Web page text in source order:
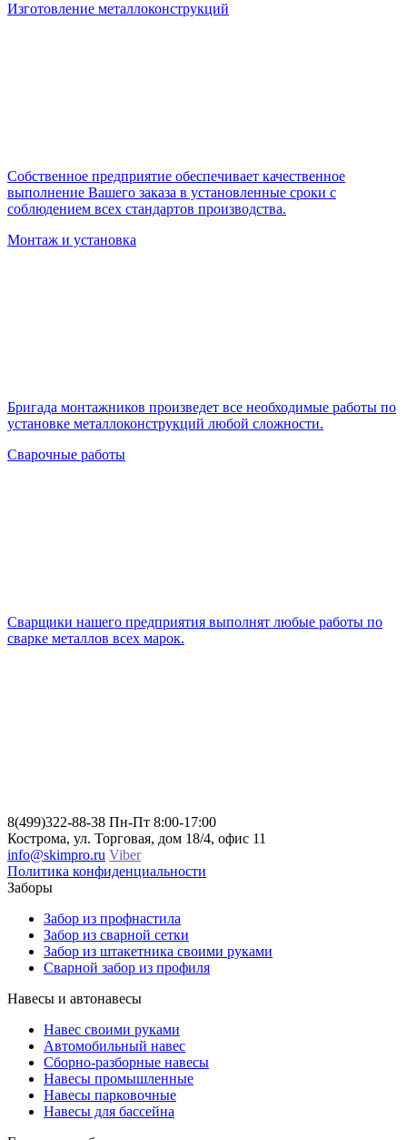
Изготовление металлоконструкций
Собственное предприятие обеспечивает качественное
выполнение Вашего заказа в установленные сроки с
соблюдением всех стандартов производства.
Монтаж и установка
Бригада монтажников произведет все необходимые работы по
установке металлоконструкций любой сложности.
Сварочные работы
Cварщики нашего предприятия выполнят любые работы по
сварке металлов всех марок.
8(499)322-88-38 Пн-Пт 8:00-17:00
Кострома, ул. Торговая, дом 18/4, офис 11
info@skimpro.ru Viber
Политика конфиденциальности
Заборы
Забор из профнастила
Забор из сварной сетки
Забор из штакетника своими руками
Сварной забор из профиля
Навесы и автонавесы
Навес своими руками
Автомобильный навес
Сборно-разборные навесы
Навесы промышленные
Навесы парковочные
Навесы для бассейна